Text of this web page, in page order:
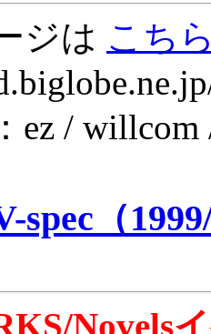
ジは こち
ez /
spec（
Novels